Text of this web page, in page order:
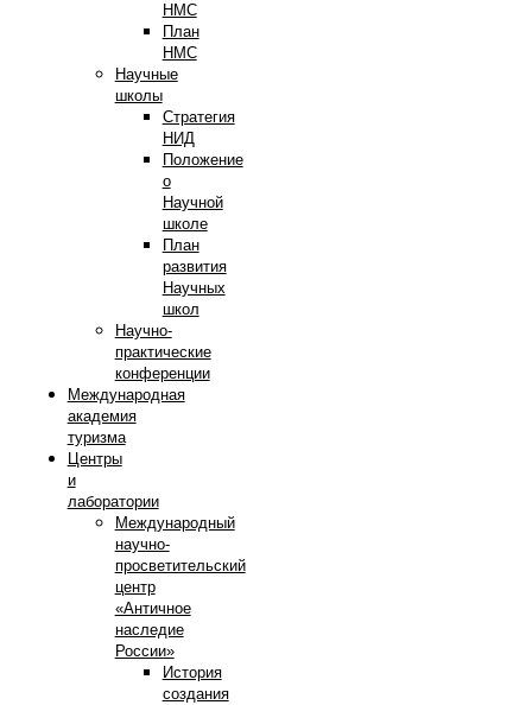
НМС
План
НМС
Научные
школы
Стратегия
НИД
Положение
о
Научной
школе
План
развития
Научных
школ
Научно-
практические
конференции
Международная
академия
туризма
Центры
и
лаборатории
Международный
научно-
просветительский
центр
«Античное
наследие
России»
История
создания